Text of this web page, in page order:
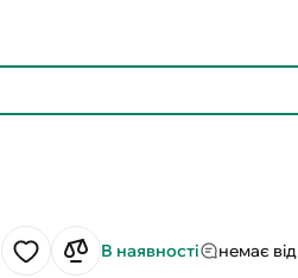
В наявності немає